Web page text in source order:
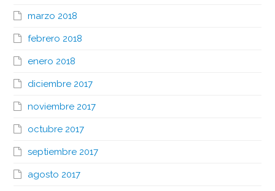
marzo 2018
febrero 2018
enero 2018
diciembre 2017
noviembre 2017
octubre 2017
septiembre 2017
agosto 2017